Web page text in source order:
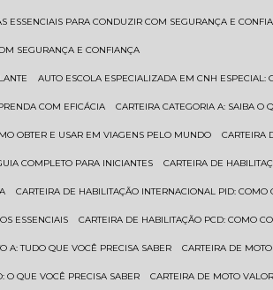
ESSENCIAIS PARA CONDUZIR COM SEGURANÇA E
SEGURANÇA E CONFIANÇA
AUTO ESCOLA ESPECIALIZADA EM CNH ESPECIAL:
COM EFICÁCIA CARTEIRA CATEGORIA A: SAIBA O
OBTER E USAR EM VIAGENS PELO MUNDO
COMPLETO PARA INICIANTES CARTEIRA DE
CARTEIRA DE HABILITAÇÃO INTERNACIONAL PID:
ESSENCIAIS CARTEIRA DE HABILITAÇÃO PCD: COMO
A: TUDO QUE VOCÊ PRECISA SABER CARTEIRA DE
O QUE VOCÊ PRECISA SABER CARTEIRA DE MOTO